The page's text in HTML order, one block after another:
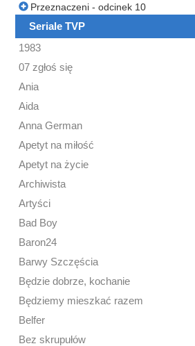
Przeznaczeni - odcinek 10
Seriale TVP
1983
07 zgłoś się
Ania
Aida
Anna German
Apetyt na miłość
Apetyt na życie
Archiwista
Artyści
Bad Boy
Baron24
Barwy Szczęścia
Będzie dobrze, kochanie
Będziemy mieszkać razem
Belfer
Bez skrupułów